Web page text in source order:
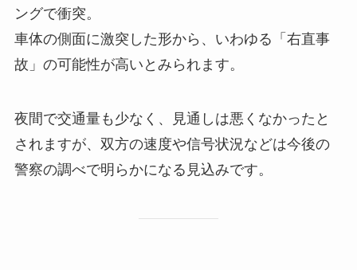
ングで衝突。
車体の側面に激突した形から、いわゆる「右直事
故」の可能性が高いとみられます。
夜間で交通量も少なく、見通しは悪くなかったと
されますが、双方の速度や信号状況などは今後の
警察の調べで明らかになる見込みです。